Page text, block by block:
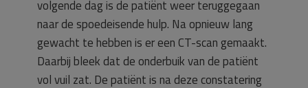
volgende dag is de patiënt weer teruggegaan
naar de spoedeisende hulp. Na opnieuw lang
gewacht te hebben is er een CT-scan gemaakt.
Daarbij bleek dat de onderbuik van de patiënt
vol vuil zat. De patiënt is na deze constatering